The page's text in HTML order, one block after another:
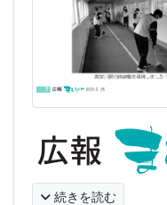
続きを読む